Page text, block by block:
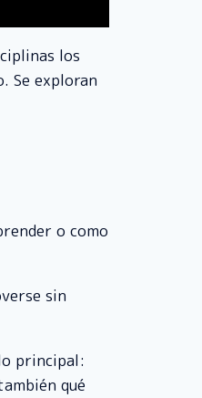
los
Se exploran
o como
sin
principal:
qué